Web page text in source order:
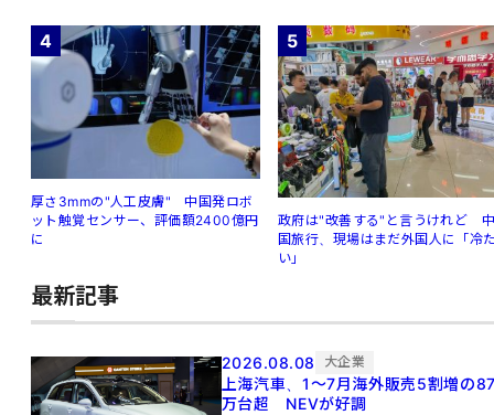
4
厚さ3mmの"人工皮膚" 中国発ロボ
ット触覚センサー、評価額2400億円
に
5
政府は"改善する"と言うけれど
国旅行、現場はまだ外国人に「冷
い」
最新記事
2026.08.08 大企業
上海汽車、1～7月海外販売5割増の
万台超 NEVが好調